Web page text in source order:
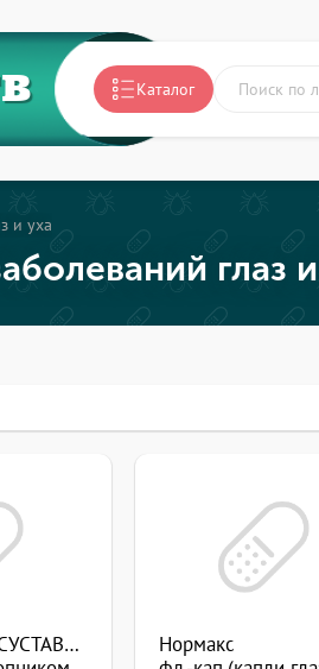
Каталог
и уха
глаз
Гель-бальзам СУСТАВИТ
Нормакс